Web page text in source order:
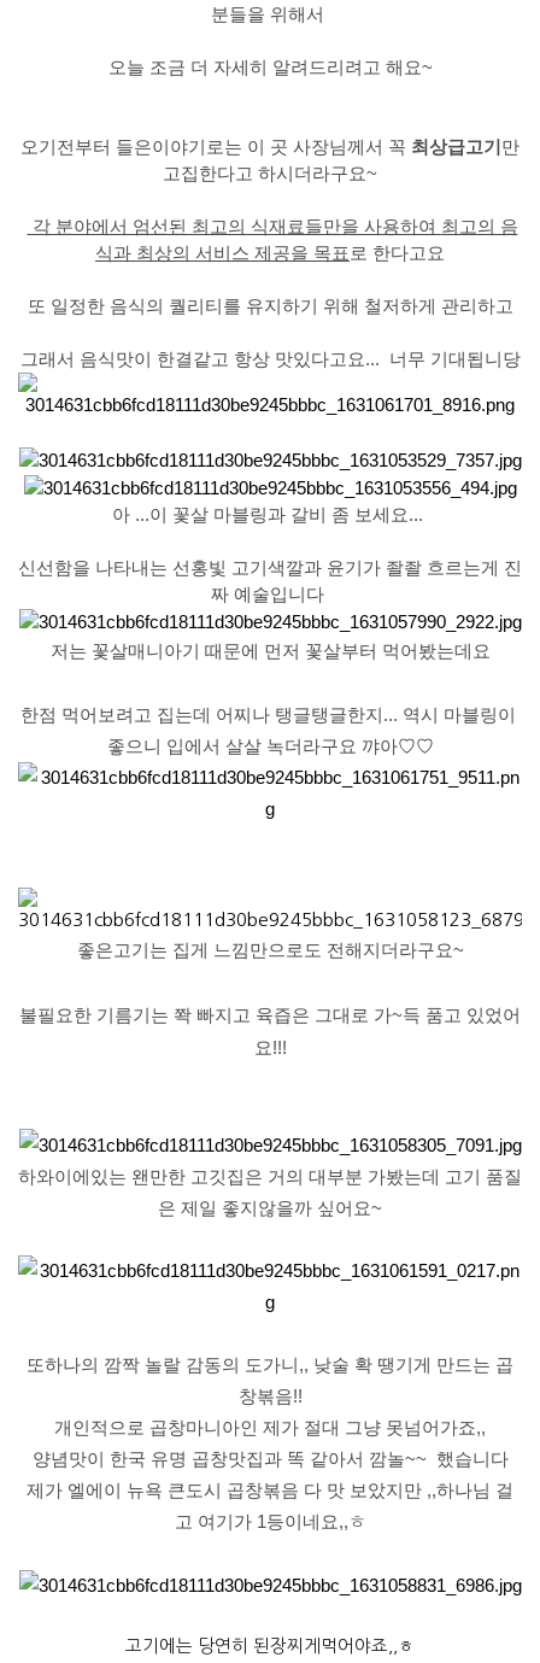
분들을 위해서
오늘 조금 더 자세히 알려드리려고 해요~
오기전부터 들은이야기로는 이 곳 사장님께서 꼭 최상급고기 만
고집한다고 하시더라구요~
각 분야에서 엄선된 최고의 식재료들만을 사용하여 최고의 음
식과 최상의 서비스 제공을 목표로 한다고요
또 일정한 음식의 퀄리티를 유지하기 위해 철저하게 관리하고
그래서 음식맛이 한결같고 항상 맛있다고요... 너무 기대됩니당
아 ...이 꽃살 마블링과 갈비 좀 보세요...
신선함을 나타내는 선홍빛 고기색깔과 윤기가 좔좔 흐르는게 진
짜 예술입니다
저는 꽃살매니아기 때문에 먼저 꽃살부터 먹어봤는데요
한점 먹어보려고 집는데 어찌나 탱글탱글한지... 역시 마블링이
좋으니 입에서 살살 녹더라구요 꺄아♡♡
좋은고기는 집게 느낌만으로도 전해지더라구요~
불필요한 기름기는 쫙 빠지고 육즙은 그대로 가~득 품고 있었어
요!!!
하와이에있는 왠만한 고깃집은 거의 대부분 가봤는데 고기 품질
은 제일 좋지않을까 싶어요~
또하나의 깜짝 놀랄 감동의 도가니,, 낮술 확 땡기게 만드는 곱
창볶음!!
개인적으로 곱창마니아인 제가 절대 그냥 못넘어가죠,,
양념맛이 한국 유명 곱창맛집과 똑 같아서 깜놀~~ 했습니다
제가 엘에이 뉴욕 큰도시 곱창볶음 다 맛 보았지만 ,,하나님 걸
고 여기가 1등이네요,,ㅎ
고기에는 당연히 된장찌게먹어야죠,,ㅎ